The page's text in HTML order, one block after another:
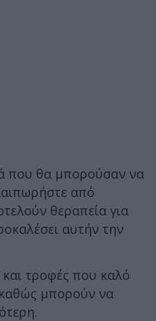
που θα μπορούσαν να
από
θεραπεία για
αυτήν την
τροφές που καλό
μπορούν να